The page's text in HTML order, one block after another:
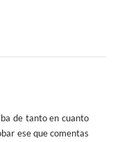
de tanto en cuanto
ese que comentas